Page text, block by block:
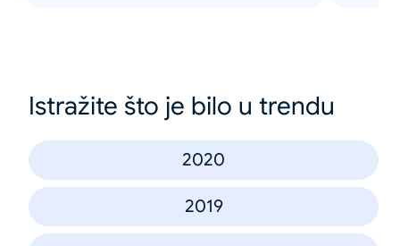
Istražite što je bilo u trendu
2020
2019